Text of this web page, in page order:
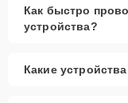
Как быстро
устройства?
Какие